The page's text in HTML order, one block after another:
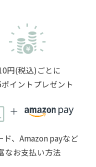
円(税込)ごとに
ポイントプレゼント
ド、Amazon payなど
なお支払い方法